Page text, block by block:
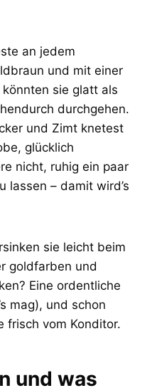
an jedem
und mit einer
sie glatt als
durchgehen.
und Zimt knetest
glücklich
nicht, ruhig ein paar
lassen – damit wird’s
sie leicht beim
goldfarben und
Eine ordentliche
mag), und schon
frisch vom Konditor.
und was